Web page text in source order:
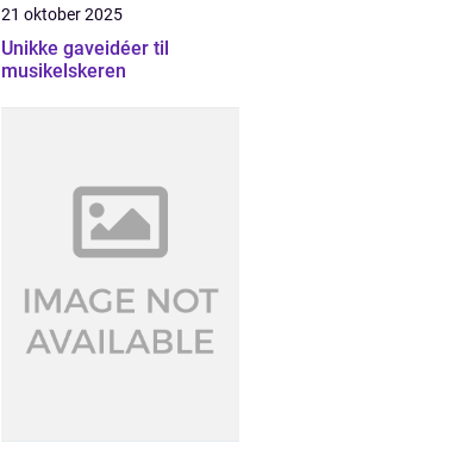
21 oktober 2025
Unikke gaveidéer til
musikelskeren